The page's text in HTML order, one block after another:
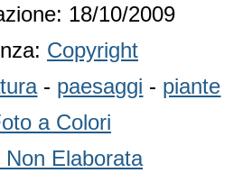
18/10/2009
Copyright
- paesaggi - piante
a Colori
Non Elaborata